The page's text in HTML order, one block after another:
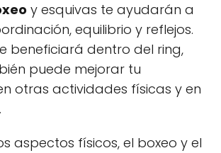
y esquivas te ayudarán a
equilibrio y reflejos.
beneficiará dentro del ring,
puede mejorar tu
otras actividades físicas y en
aspectos físicos, el boxeo y el